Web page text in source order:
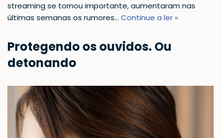
streaming se tornou importante, aumentaram nas
últimas semanas os rumores… Continue a ler »
Protegendo os ouvidos. Ou
detonando